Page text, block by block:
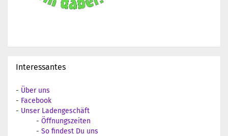
Interessantes
- Über uns
- Facebook
- Unser Ladengeschäft
- Öffnungszeiten
- So findest Du uns